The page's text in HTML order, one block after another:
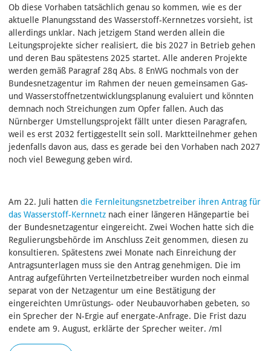
Ob diese Vorhaben tatsächlich genau so kommen, wie es der
aktuelle Planungsstand des Wasserstoff-Kernnetzes vorsieht, ist
allerdings unklar. Nach jetzigem Stand werden allein die
Leitungsprojekte sicher realisiert, die bis 2027 in Betrieb gehen
und deren Bau spätestens 2025 startet. Alle anderen Projekte
werden gemäß Paragraf 28q Abs. 8 EnWG nochmals von der
Bundesnetzagentur im Rahmen der neuen gemeinsamen Gas-
und Wasserstoffnetzentwicklungsplanung evaluiert und könnten
demnach noch Streichungen zum Opfer fallen. Auch das
Nürnberger Umstellungsprojekt fällt unter diesen Paragrafen,
weil es erst 2032 fertiggestellt sein soll. Marktteilnehmer gehen
jedenfalls davon aus, dass es gerade bei den Vorhaben nach 2027
noch viel Bewegung geben wird.
Am 22. Juli hatten die Fernleitungsnetzbetreiber ihren Antrag für
das Wasserstoff-Kernnetz nach einer längeren Hängepartie bei
der Bundesnetzagentur eingereicht. Zwei Wochen hatte sich die
Regulierungsbehörde im Anschluss Zeit genommen, diesen zu
konsultieren. Spätestens zwei Monate nach Einreichung der
Antragsunterlagen muss sie den Antrag genehmigen. Die im
Antrag aufgeführten Verteilnetzbetreiber wurden noch einmal
separat von der Netzagentur um eine Bestätigung der
eingereichten Umrüstungs- oder Neubauvorhaben gebeten, so
ein Sprecher der N-Ergie auf energate-Anfrage. Die Frist dazu
endete am 9. August, erklärte der Sprecher weiter. /ml